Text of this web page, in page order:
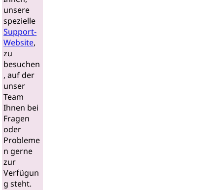
unsere
spezielle
Support-
Website,
zu
besuchen
, auf der
unser
Team
Ihnen bei
Fragen
oder
Probleme
n gerne
zur
Verfügun
g steht.